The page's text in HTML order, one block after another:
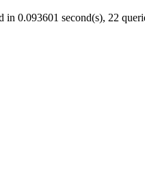
in 0.093601 second(s), 22